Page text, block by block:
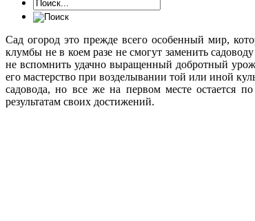
Сад огород это прежде всего особенный мир,
клумбы не в коем разе не смогут заменить
не вспомнить удачно выращенный добротный
его мастерство при возделывании той или иной
садовода, но все же на первом месте остается
результатам своих достижений.